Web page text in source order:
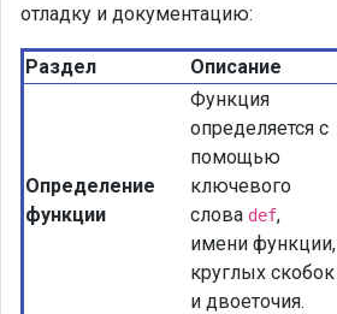
отладку и документацию:
Раздел Описание
Определение
функции
Функция
определяется с
помощью
ключевого
слова def,
имени функции,
круглых скобок
и двоеточия.